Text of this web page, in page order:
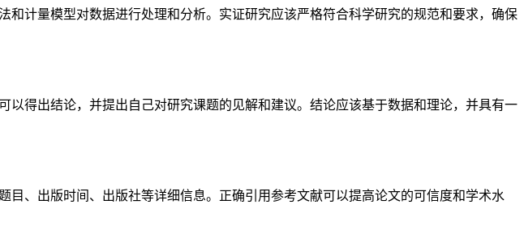
计量模型对数据进行处理和分析。实证研究应该严格符合科学研究的规范和要求，确保
得出结论，并提出自己对研究课题的见解和建议。结论应该基于数据和理论，并具有一
、出版时间、出版社等详细信息。正确引用参考文献可以提高论文的可信度和学术水